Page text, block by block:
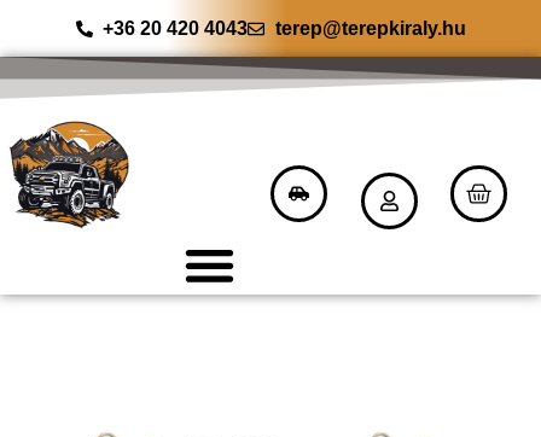
+36 20 420 4043 terep@terepkiraly.hu